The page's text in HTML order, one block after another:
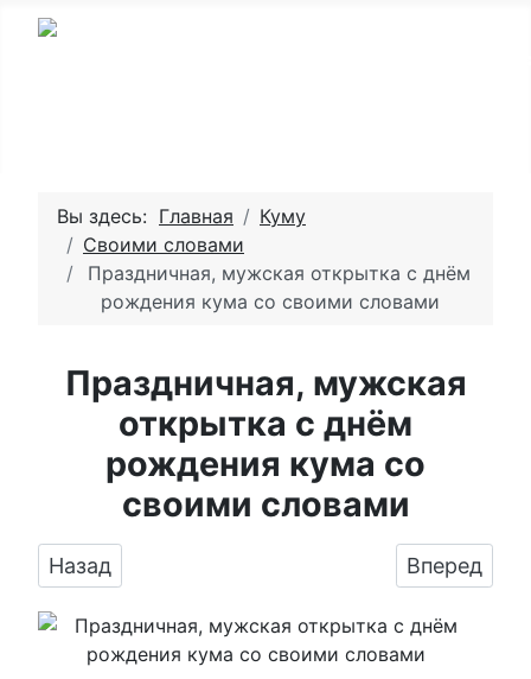
Вы здесь: Главная
Куму
Своими словами
Праздничная, мужская открытка с днём
рождения кума со своими словами
Праздничная, мужская
открытка с днём
рождения кума со
своими словами
Предыдущий: Картинка с пожеланием ко
Назад Вперед